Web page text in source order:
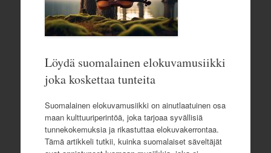
Löydä suomalainen elokuvamusiikki
joka koskettaa tunteita
Suomalainen elokuvamusiikki on ainutlaatuinen osa
maan kulttuuriperintöä, joka tarjoaa syvällisiä
tunnekokemuksia ja rikastuttaa elokuvakerrontaa.
Tämä artikkeli tutkii, kuinka suomalaiset säveltäjät